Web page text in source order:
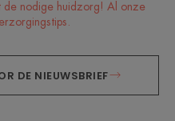
de nodige huidzorg! Al onze
DE NIEUWSBRIEF